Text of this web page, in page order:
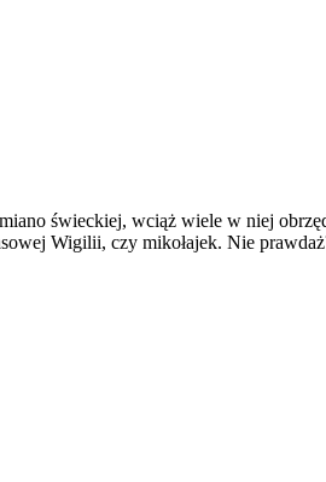
świeckiej, wciąż wiele w niej
Wigilii, czy mikołajek. Nie